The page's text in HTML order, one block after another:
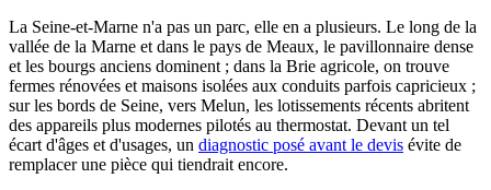
La Seine-et-Marne n'a pas un parc, elle en a plusieurs. Le long de la
vallée de la Marne et dans le pays de Meaux, le pavillonnaire dense
et les bourgs anciens dominent ; dans la Brie agricole, on trouve
fermes rénovées et maisons isolées aux conduits parfois capricieux ;
sur les bords de Seine, vers Melun, les lotissements récents abritent
des appareils plus modernes pilotés au thermostat. Devant un tel
écart d'âges et d'usages, un diagnostic posé avant le devis évite de
remplacer une pièce qui tiendrait encore.